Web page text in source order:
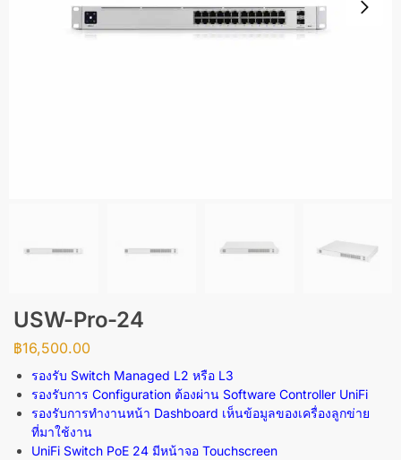
USW-Pro-24
฿16,500.00
รองรับ Switch Managed L2 หรือ L3
รองรับการ Configuration ต้องผ่าน Software Controller UniFi
รองรับการทำงานหน้า Dashboard เห็นข้อมูลของเครื่องลูกข่าย
ที่มาใช้งาน
UniFi Switch PoE 24 มีหน้าจอ Touchscreen